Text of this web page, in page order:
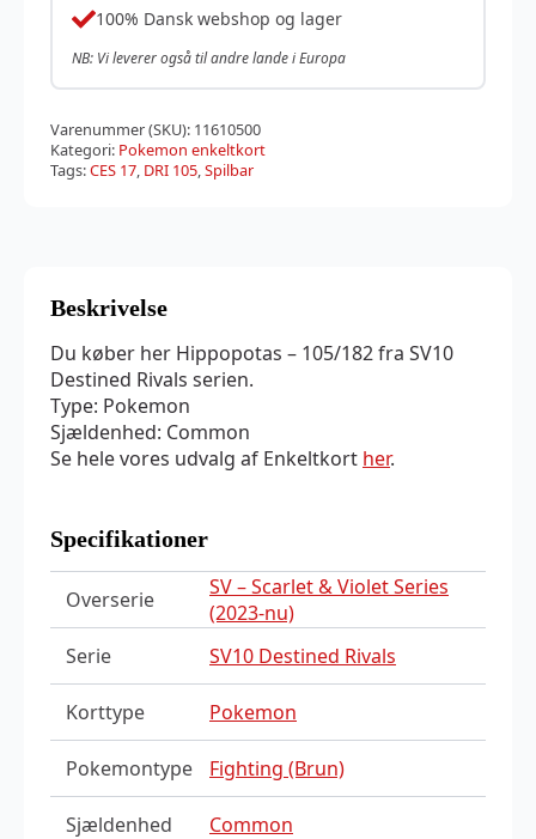
100% Dansk webshop og lager
NB: Vi leverer også til andre lande i Europa
Varenummer (SKU): 11610500
Kategori: Pokemon enkeltkort
Tags:CES 17, DRI 105,Spilbar
Beskrivelse
Du køber her Hippopotas – 105/182 fra SV10
Destined Rivals serien.
Type: Pokemon
Sjældenhed: Common
Se hele vores udvalg af Enkeltkort her.
Specifikationer
Overserie
SV – Scarlet & Violet Series
(2023-nu)
Serie
SV10 Destined Rivals
Korttype Pokemon
Pokemontype Fighting (Brun)
Sjældenhed Common